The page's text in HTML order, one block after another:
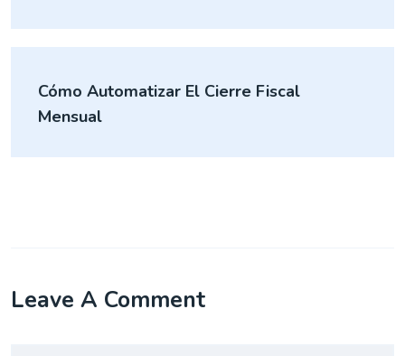
Cómo Automatizar El Cierre Fiscal
Mensual
Leave A Comment